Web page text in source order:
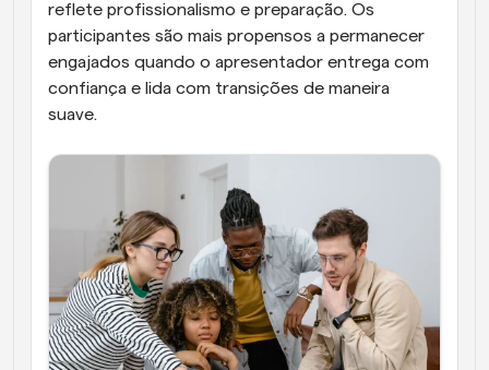
reflete profissionalismo e preparação. Os
participantes são mais propensos a permanecer
engajados quando o apresentador entrega com
confiança e lida com transições de maneira
suave.